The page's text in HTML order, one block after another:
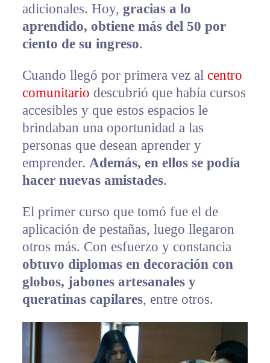
adicionales. Hoy, gracias a lo
aprendido, obtiene más del 50 por
ciento de su ingreso.
Cuando llegó por primera vez al centro
comunitario descubrió que había cursos
accesibles y que estos espacios le
brindaban una oportunidad a las
personas que desean aprender y
emprender. Además, en ellos se podía
hacer nuevas amistades.
El primer curso que tomó fue el de
aplicación de pestañas, luego llegaron
otros más. Con esfuerzo y constancia
obtuvo diplomas en decoración con
globos, jabones artesanales y
queratinas capilares, entre otros.